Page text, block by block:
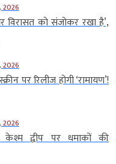
2026
विरासत को संजोकर रखा है’,
2026
पर रिलीज होगी ‘रामायण’!
2026
द्वीप पर धमाकों की